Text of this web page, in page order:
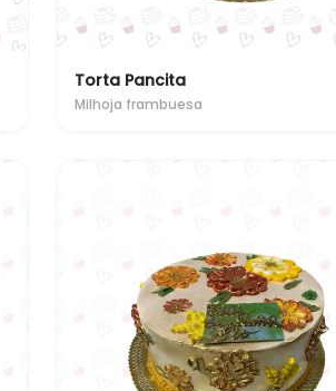
Torta Pancita
Milhoja frambuesa